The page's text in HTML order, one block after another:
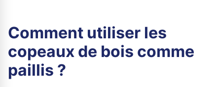
Comment utiliser les
copeaux de bois comme
paillis ?